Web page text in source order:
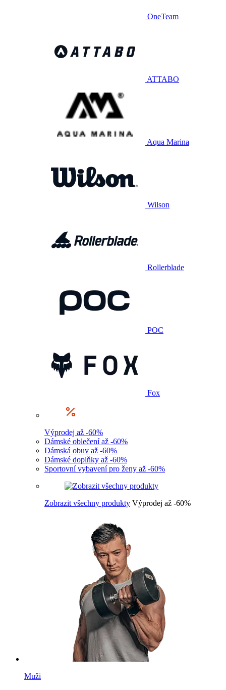
OneTeam
ATTABO
Aqua Marina
Wilson
Rollerblade
POC
Fox
Výprodej až -60%
Dámské oblečení až -60%
Dámská obuv až -60%
Dámské doplňky až -60%
Sportovní vybavení pro ženy až -60%
Zobrazit všechny produkty Výprodej až -60%
Muži